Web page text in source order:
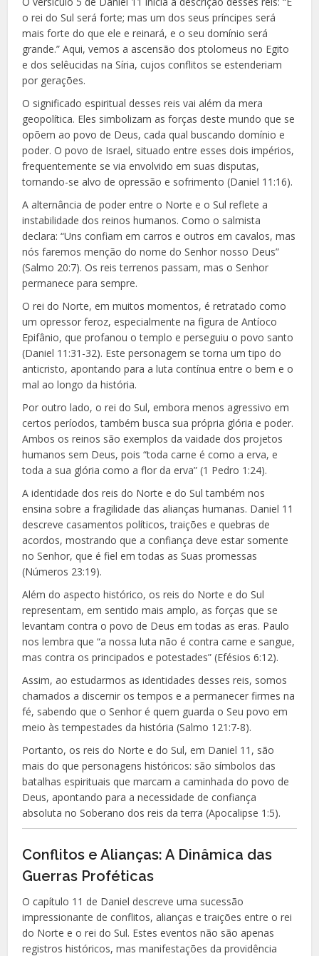
o rei do Sul será forte; mas um dos seus príncipes será
mais forte do que ele e reinará, e o seu domínio será
grande.” Aqui, vemos a ascensão dos ptolomeus no Egito
e dos selêucidas na Síria, cujos conflitos se estenderiam
por gerações.
O significado espiritual desses reis vai além da mera
geopolítica. Eles simbolizam as forças deste mundo que se
opõem ao povo de Deus, cada qual buscando domínio e
poder. O povo de Israel, situado entre esses dois impérios,
frequentemente se via envolvido em suas disputas,
tornando-se alvo de opressão e sofrimento (Daniel 11:16).
A alternância de poder entre o Norte e o Sul reflete a
instabilidade dos reinos humanos. Como o salmista
declara: “Uns confiam em carros e outros em cavalos, mas
nós faremos menção do nome do Senhor nosso Deus”
(Salmo 20:7). Os reis terrenos passam, mas o Senhor
permanece para sempre.
O rei do Norte, em muitos momentos, é retratado como
um opressor feroz, especialmente na figura de Antíoco
Epifânio, que profanou o templo e perseguiu o povo santo
(Daniel 11:31-32). Este personagem se torna um tipo do
anticristo, apontando para a luta contínua entre o bem e o
mal ao longo da história.
Por outro lado, o rei do Sul, embora menos agressivo em
certos períodos, também busca sua própria glória e poder.
Ambos os reinos são exemplos da vaidade dos projetos
humanos sem Deus, pois “toda carne é como a erva, e
toda a sua glória como a flor da erva” (1 Pedro 1:24).
A identidade dos reis do Norte e do Sul também nos
ensina sobre a fragilidade das alianças humanas. Daniel 11
descreve casamentos políticos, traições e quebras de
acordos, mostrando que a confiança deve estar somente
no Senhor, que é fiel em todas as Suas promessas
(Números 23:19).
Além do aspecto histórico, os reis do Norte e do Sul
representam, em sentido mais amplo, as forças que se
levantam contra o povo de Deus em todas as eras. Paulo
nos lembra que “a nossa luta não é contra carne e sangue,
mas contra os principados e potestades” (Efésios 6:12).
Assim, ao estudarmos as identidades desses reis, somos
chamados a discernir os tempos e a permanecer firmes na
fé, sabendo que o Senhor é quem guarda o Seu povo em
meio às tempestades da história (Salmo 121:7-8).
Portanto, os reis do Norte e do Sul, em Daniel 11, são
mais do que personagens históricos: são símbolos das
batalhas espirituais que marcam a caminhada do povo de
Deus, apontando para a necessidade de confiança
absoluta no Soberano dos reis da terra (Apocalipse 1:5).
Conflitos e Alianças: A Dinâmica das
Guerras Proféticas
O capítulo 11 de Daniel descreve uma sucessão
impressionante de conflitos, alianças e traições entre o rei
do Norte e o rei do Sul. Estes eventos não são apenas
registros históricos, mas manifestações da providência